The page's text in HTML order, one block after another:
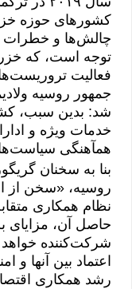
کشورهای حوزه خزر
چالش‌ها و خطرات
توجه است، که
فعالیت
جمهور روسیه
شد: بدین سبب،
خدمات ویژه و
همآهنگی
بنا به سخنان
روسیه، «سخن از
نظام همکاری
حاصل آن، مزایای
شرکت‌کننده خواهد
اعتماد بین آنها
رشد همکاری